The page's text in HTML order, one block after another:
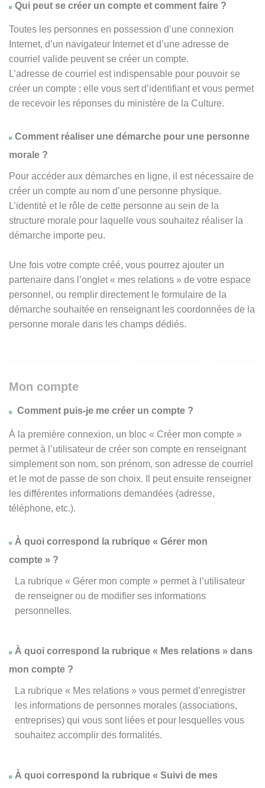
Qui peut se créer un compte et comment faire ?
Toutes les personnes en possession d’une connexion
Internet, d’un navigateur Internet et d’une adresse de
courriel valide peuvent se créer un compte.
L’adresse de courriel est indispensable pour pouvoir se
créer un compte : elle vous sert d’identifiant et vous permet
de recevoir les réponses du ministère de la Culture.
Comment réaliser une démarche pour une personne
morale ?
Pour accéder aux démarches en ligne, il est nécessaire de
créer un compte au nom d’une personne physique.
L’identité et le rôle de cette personne au sein de la
structure morale pour laquelle vous souhaitez réaliser la
démarche importe peu.
Une fois votre compte créé, vous pourrez ajouter un
partenaire dans l’onglet « mes relations » de votre espace
personnel, ou remplir directement le formulaire de la
démarche souhaitée en renseignant les coordonnées de la
personne morale dans les champs dédiés.
Mon compte
Comment puis-je me créer un compte ?
À la première connexion, un bloc « Créer mon compte »
permet à l’utilisateur de créer son compte en renseignant
simplement son nom, son prénom, son adresse de courriel
et le mot de passe de son choix. Il peut ensuite renseigner
les différentes informations demandées (adresse,
téléphone, etc.).
À quoi correspond la rubrique « Gérer mon
compte » ?
La rubrique « Gérer mon compte » permet à l’utilisateur
de renseigner ou de modifier ses informations
personnelles.
À quoi correspond la rubrique « Mes relations » dans
mon compte ?
La rubrique « Mes relations » vous permet d’enregistrer
les informations de personnes morales (associations,
entreprises) qui vous sont liées et pour lesquelles vous
souhaitez accomplir des formalités.
À quoi correspond la rubrique « Suivi de mes